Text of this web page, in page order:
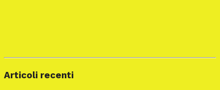
Articoli recenti